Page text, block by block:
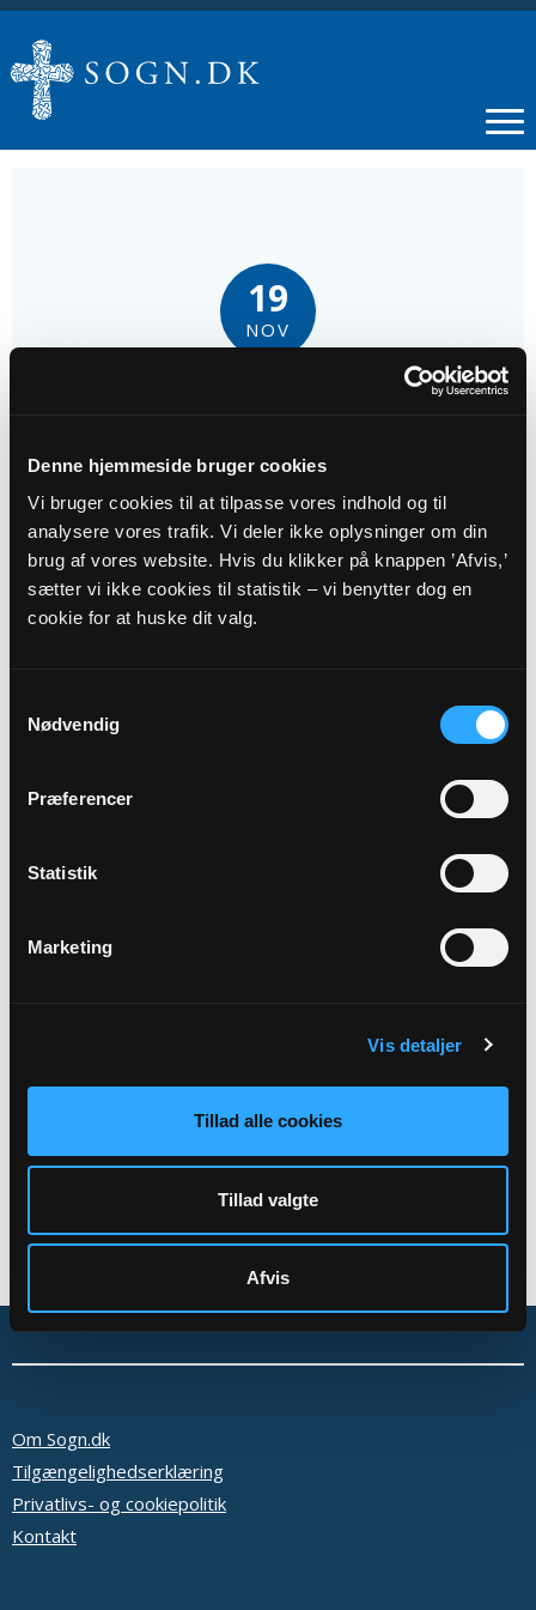
Denne hjemmeside bruger cookies
Vi bruger cookies til at tilpasse vores indhold og til
analysere vores trafik. Vi deler ikke oplysninger om din
brug af vores website. Hvis du klikker på knappen ’Afvis,’
sætter vi ikke cookies til statistik – vi benytter dog en
cookie for at huske dit valg.
Nødvendig
Præferencer
Statistik
Marketing
Vis detaljer
Tillad alle cookies
Tillad valgte
Afvis
19
NOV
Tidspunkt
kl. 10:00
Adresse
Helsinge Kirke,
Kirkegade 5,
Kom i godt humør - få en god start på dagen med sang fra
Højskolesangbogen! I lidt over en halv times boltrer vi os i
og organist Mirjam Lumholdt sidder ved det skønne flygel i
Link
https://www.helsingevalbykirker.dk/b/hojskolesang-
Tilbage
Om Sogn.dk
Tilgængelighedserklæring
Privatlivs- og cookiepolitik
Kontakt